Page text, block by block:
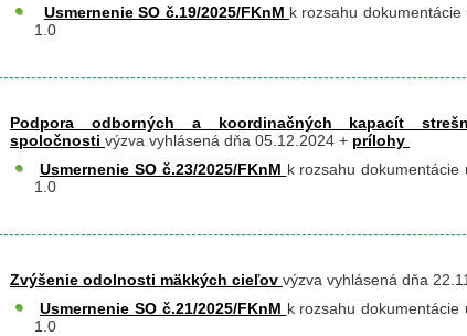
Usmernenie SO č.19/2025/FKnM k rozsahu
1.0
Podpora odborných a koordinačných kapacít
spoločnosti výzva vyhlásená dňa 05.12.2024 + prílohy
Usmernenie SO č.23/2025/FKnM k rozsahu
1.0
Zvýšenie odolnosti mäkkých cieľov výzva vyhlásená dňa
Usmernenie SO č.21/2025/FKnM k rozsahu
1.0